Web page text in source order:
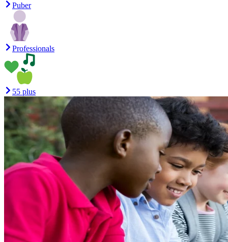
Puber
Professionals
55 plus